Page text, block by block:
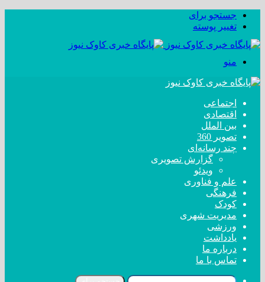
جستجو برای
تغییر پوسته
منو
اجتماعی
اقتصادی
بین الملل
تصویر 360
چند رسانه‌ای
گزارش تصویری
ویدئو
علم و فناوری
فرهنگی
کودک
مدیریت شهری
ورزشی
یادداشت
درباره ما
تماس با ما